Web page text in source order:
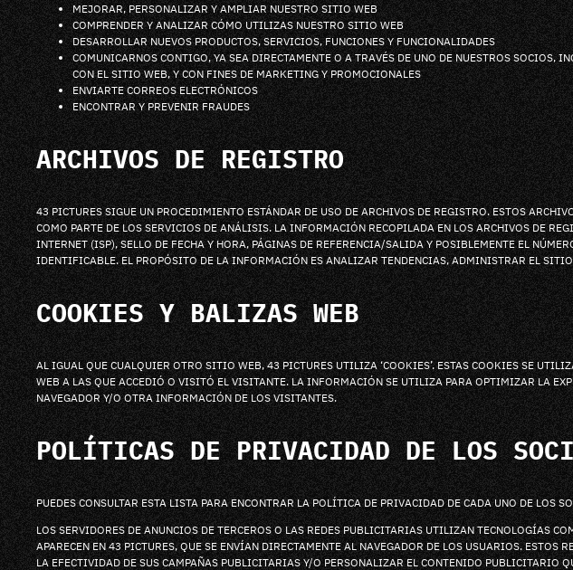
MEJORAR, PERSONALIZAR Y AMPLIAR NUESTRO SITIO WEB
COMPRENDER Y ANALIZAR CÓMO UTILIZAS NUESTRO SITIO WEB
DESARROLLAR NUEVOS PRODUCTOS, SERVICIOS, FUNCIONES Y FUNCIONALIDADES
COMUNICARNOS CONTIGO, YA SEA DIRECTAMENTE O A TRAVÉS DE UNO DE NUESTROS
CON EL SITIO WEB, Y CON FINES DE MARKETING Y PROMOCIONALES
ENVIARTE CORREOS ELECTRÓNICOS
ENCONTRAR Y PREVENIR FRAUDES
ARCHIVOS DE REGISTRO
43 PICTURES SIGUE UN PROCEDIMIENTO ESTÁNDAR DE USO DE ARCHIVOS DE REGISTRO. ESTOS
COMO PARTE DE LOS SERVICIOS DE ANÁLISIS. LA INFORMACIÓN RECOPILADA EN LOS ARCHIVOS DE
INTERNET (ISP), SELLO DE FECHA Y HORA, PÁGINAS DE REFERENCIA/SALIDA Y POSIBLEMENTE EL
IDENTIFICABLE. EL PROPÓSITO DE LA INFORMACIÓN ES ANALIZAR TENDENCIAS, ADMINISTRAR EL
COOKIES Y BALIZAS WEB
AL IGUAL QUE CUALQUIER OTRO SITIO WEB, 43 PICTURES UTILIZA ‘COOKIES’. ESTAS COOKIES SE
WEB A LAS QUE ACCEDIÓ O VISITÓ EL VISITANTE. LA INFORMACIÓN SE UTILIZA PARA OPTIMIZAR LA
NAVEGADOR Y/O OTRA INFORMACIÓN DE LOS VISITANTES.
POLÍTICAS DE PRIVACIDAD DE LOS
PUEDES CONSULTAR ESTA LISTA PARA ENCONTRAR LA POLÍTICA DE PRIVACIDAD DE CADA UNO DE LOS
LOS SERVIDORES DE ANUNCIOS DE TERCEROS O LAS REDES PUBLICITARIAS UTILIZAN TECNOLOGÍAS
APARECEN EN 43 PICTURES, QUE SE ENVÍAN DIRECTAMENTE AL NAVEGADOR DE LOS USUARIOS.
LA EFECTIVIDAD DE SUS CAMPAÑAS PUBLICITARIAS Y/O PERSONALIZAR EL CONTENIDO PUBLICITARIO